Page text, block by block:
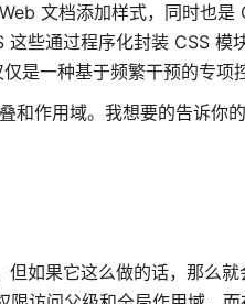
文档添加样式，同时也
些通过程序化封装 CSS 模
是一种基于频繁干预的专项
和作用域。我想要的告诉你
如果它这么做的话，那么